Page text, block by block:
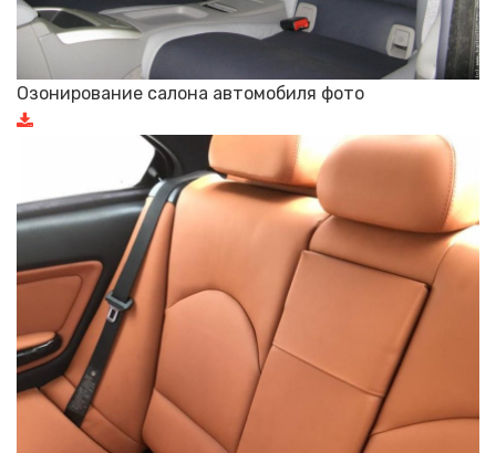
Озонирование салона автомобиля фото